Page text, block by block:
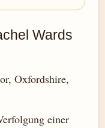
Wards
Oxfordshire,
einer